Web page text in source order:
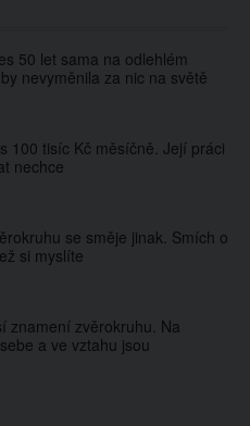
50 let sama na odlehlém
nevyměnila za nic na světě
100 tisíc Kč měsíčně. Její práci
nechce
se směje jinak. Smích o
si myslíte
znamení zvěrokruhu. Na
a ve vztahu jsou